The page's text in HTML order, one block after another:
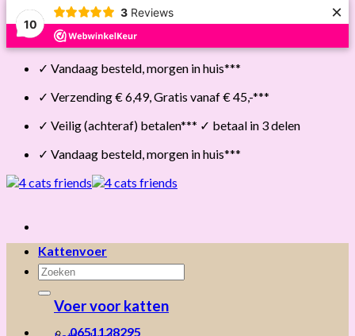
10
3 Reviews ×
Skip
✓ Vandaag besteld, morgen in huis***
✓ Verzending € 6,49, Gratis vanaf € 45,-***
✓ Veilig (achteraf) betalen*** ✓ betaal in 3 delen
✓ Vandaag besteld, morgen in huis***
Zoeken
naar:
0651128295
Kattenvoer
Voer voor katten